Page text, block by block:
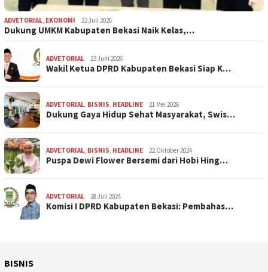
ADVETORIAL EKONOMI 22 Juli 2026
Dukung UMKM Kabupaten Bekasi Naik Kelas,…
ADVETORIAL 23 Juni 2026
Wakil Ketua DPRD Kabupaten Bekasi Siap K…
ADVETORIAL BISNIS HEADLINE 21 Mei 2026
Dukung Gaya Hidup Sehat Masyarakat, Swis…
ADVETORIAL BISNIS HEADLINE 22 Oktober 2024
Puspa Dewi Flower Bersemi dari Hobi Hing…
ADVETORIAL 28 Juli 2024
Komisi I DPRD Kabupaten Bekasi: Pembahas…
BISNIS